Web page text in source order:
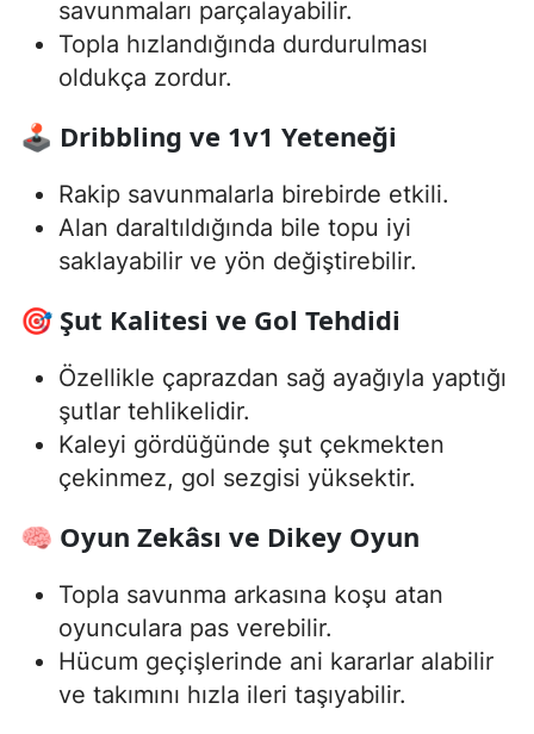
savunmaları parçalayabilir.
Topla hızlandığında durdurulması
oldukça zordur.
🕹️ Dribbling ve 1v1 Yeteneği
Rakip savunmalarla birebirde etkili.
Alan daraltıldığında bile topu iyi
saklayabilir ve yön değiştirebilir.
🎯 Şut Kalitesi ve Gol Tehdidi
Özellikle çaprazdan sağ ayağıyla yaptığı
şutlar tehlikelidir.
Kaleyi gördüğünde şut çekmekten
çekinmez, gol sezgisi yüksektir.
🧠 Oyun Zekâsı ve Dikey Oyun
Topla savunma arkasına koşu atan
oyunculara pas verebilir.
Hücum geçişlerinde ani kararlar alabilir
ve takımını hızla ileri taşıyabilir.